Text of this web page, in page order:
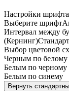
Настройки
Выберите шрифт
Интервал между
(Кернинг)
Выбор цветовой
Черным по белому
Белым по черному
Белым по синему
Вернуть